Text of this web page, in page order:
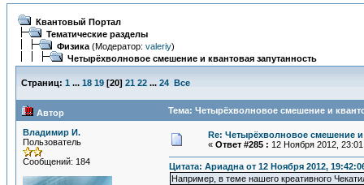
Квантовый Портал
Тематические разделы
Физика (Модератор: valeriy)
Четырёхволновое смешение и квантовая запутанность
Страниц: 1 ... 18 19 [20] 21 22 ... 24 Все
Автор Тема: Четырёхволновое смешение и
Владимир И.
Пользователь
Сообщений: 184
Re: Четырёхволновое смешение и
« Ответ #285 : 12 Ноября 2012,
Цитата: Ариадна от 12 Ноября 2012,
Например, в теме нашего креативного